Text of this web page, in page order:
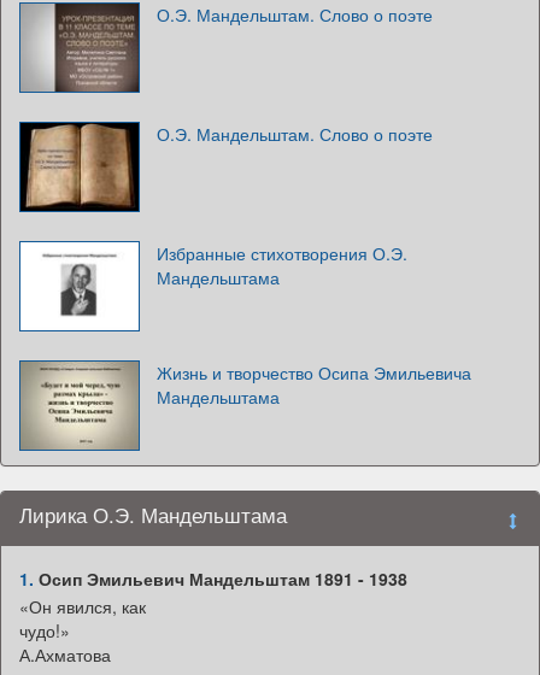
О.Э. Мандельштам. Слово о поэте
О.Э. Мандельштам. Слово о поэте
Избранные стихотворения О.Э.
Мандельштама
Жизнь и творчество Осипа Эмильевича
Мандельштама
Лирика О.Э. Мандельштама
1. Осип Эмильевич Мандельштам 1891 - 1938
«Он явился, как
чудо!»
А.Ахматова